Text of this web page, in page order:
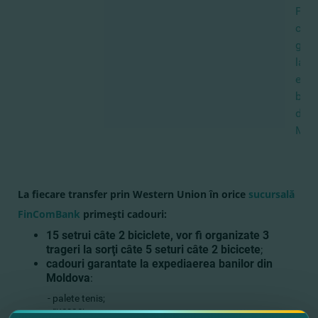
la
din
La fiecare transfer prin Western Union în orice sucursală
FinComBank primeşti cadouri:
15 setrui câte 2 biciclete, vor fi organizate 3
trageri la sorţi câte 5 seturi câte 2 bicicete;
cadouri garantate la expediaerea banilor din
Moldova:
- palete tenis;
- rucsac;